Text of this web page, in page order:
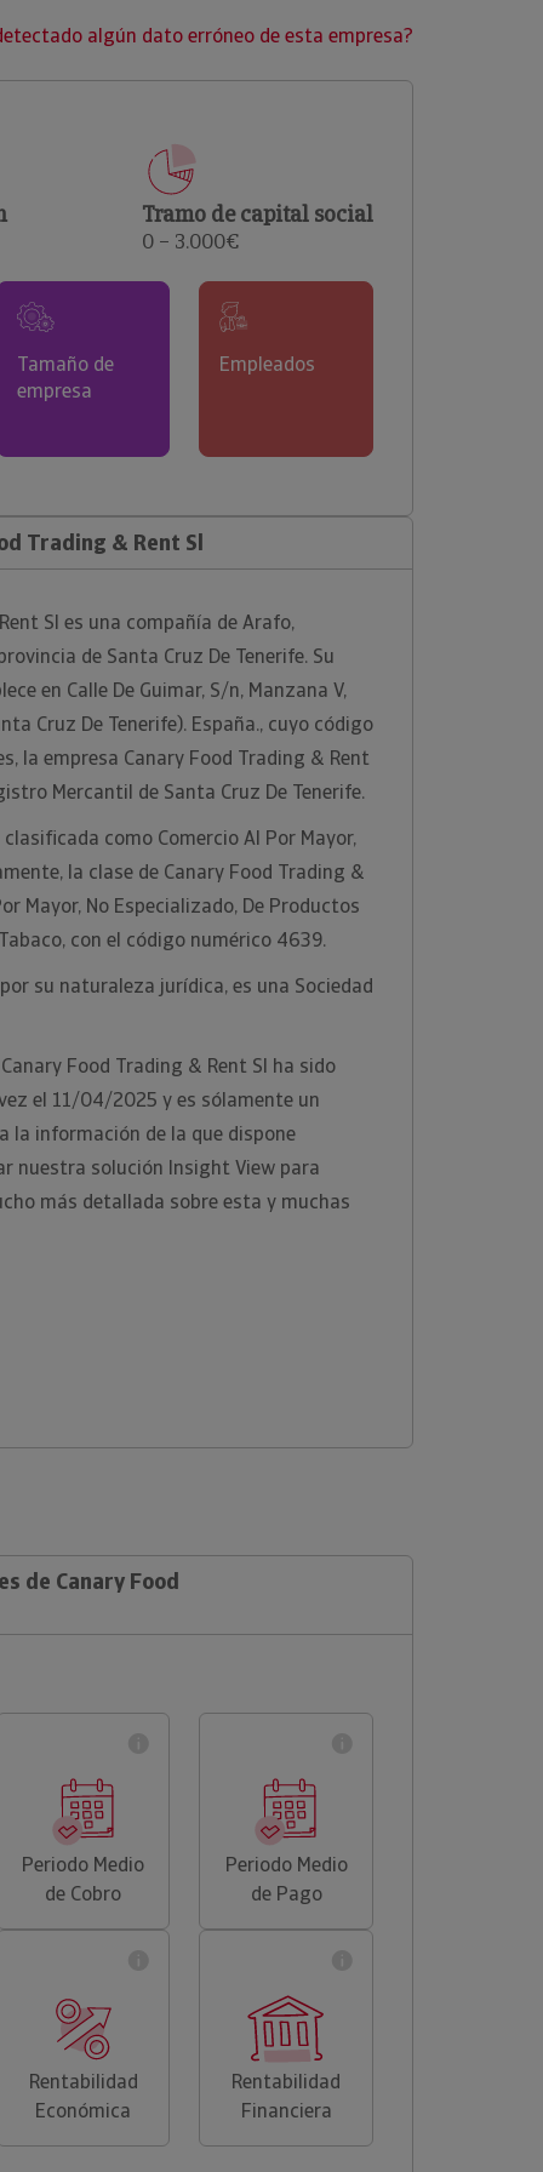
clientes.
algún dato erróneo de esta empresa?
Tramo de capital social
0 – 3.000€
Tamaño de
empresa
Empleados
Trading & Rent Sl
Sl es una compañía de Arafo,
de Santa Cruz De Tenerife. Su
en Calle De Guimar, S/n, Manzana V,
Cruz De Tenerife). España., cuyo código
la empresa Canary Food Trading & Rent
Mercantil de Santa Cruz De Tenerife.
como Comercio Al Por Mayor,
la clase de Canary Food Trading &
Mayor, No Especializado, De Productos
con el código numérico 4639.
su naturaleza jurídica, es una Sociedad
Food Trading & Rent Sl ha sido
el 11/04/2025 y es sólamente un
la información de la que dispone
nuestra solución Insight View para
más detallada sobre esta y muchas
de Canary Food
Periodo Medio
de Cobro
Periodo Medio
de Pago
Rentabilidad
Económica
Rentabilidad
Financiera